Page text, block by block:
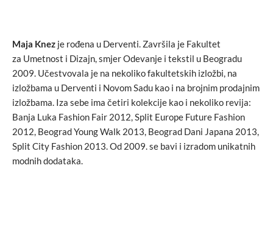
Maja Knez je rođena u Derventi. Završila je Fakultet
za Umetnost i Dizajn, smjer Odevanje i tekstil u Beogradu
2009. Učestvovala je na nekoliko fakultetskih izložbi, na
izložbama u Derventi i Novom Sadu kao i na brojnim prodajnim
izložbama. Iza sebe ima četiri kolekcije kao i nekoliko revija:
Banja Luka Fashion Fair 2012, Split Europe Future Fashion
2012, Beograd Young Walk 2013, Beograd Dani Japana 2013,
Split City Fashion 2013. Od 2009. se bavi i izradom unikatnih
modnih dodataka.